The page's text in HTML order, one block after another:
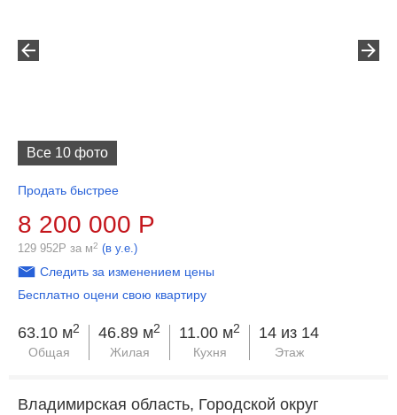
Все 10 фото
Продать быстрее
8 200 000 Р
129 952Р за м2 (в у.е.)
Следить за изменением цены
Бесплатно оцени свою квартиру
63.10 м2
Общая
46.89 м2
Жилая
11.00 м2
Кухня
14 из 14
Этаж
Владимирская область, Городской округ